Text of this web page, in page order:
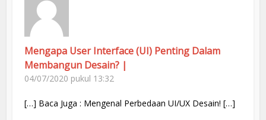
Mengapa User Interface (UI) Penting Dalam
Membangun Desain? |
04/07/2020 pukul 13:32
[…] Baca Juga : Mengenal Perbedaan UI/UX Desain! […]